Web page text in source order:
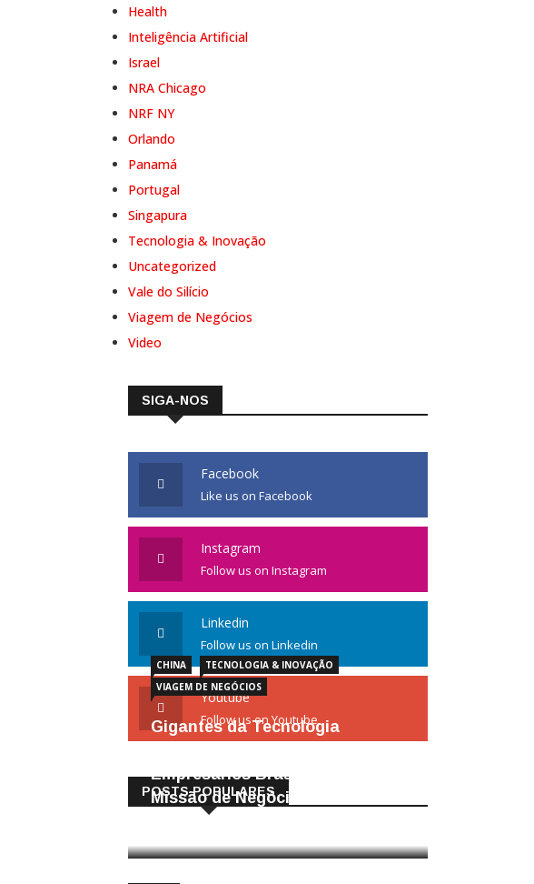
Health
Inteligência Artificial
Israel
NRA Chicago
NRF NY
Orlando
Panamá
Portugal
Singapura
Tecnologia & Inovação
Uncategorized
Vale do Silício
Viagem de Negócios
Video
SIGA-NOS
Facebook
Like us on Facebook
Instagram
Follow us on Instagram
Linkedin
Follow us on Linkedin
Youtube
Follow us on Youtube
POSTS POPULARES
CHINA
TECNOLOGIA & INOVAÇÃO
VIAGEM DE NEGÓCIOS
Gigantes da Tecnologia
Empresários Brasileiros –
Missão de Negócios China